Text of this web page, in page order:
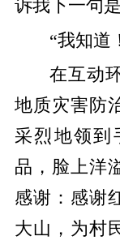
诉我下一句
“我知道
在互动
地质灾害防
采烈地领到
品，脸上洋
感谢：感谢
大山，为村